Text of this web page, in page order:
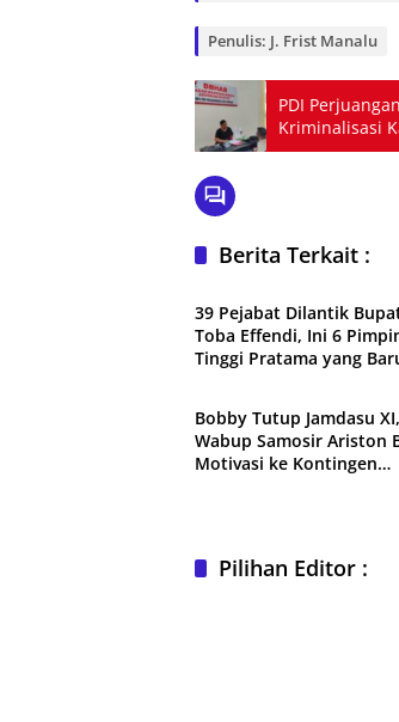
Penulis: J. Frist Manalu
PDI
Kriminalisasi
Berita Terkait :
Daerah
39 Pejabat Dilantik
Toba Effendi, Ini 6
Tinggi Pratama yang
Daerah
Bobby Tutup Jamdasu XI,
Wabup Samosir Ariston
Motivasi ke Kontingen
Pilihan Editor :